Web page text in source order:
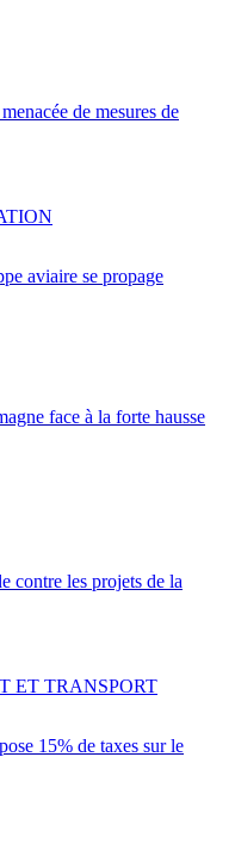
de mesures de
aviaire se propage
face à la forte hausse
contre les projets de la
15% de taxes sur le
ET TRANSPORT